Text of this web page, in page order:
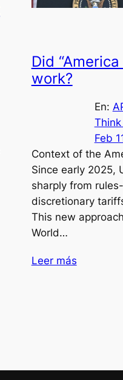
Did
work?
En:
Feb
Context of the
Since early 2025,
sharply from
discretionary
This new
World…
Leer más